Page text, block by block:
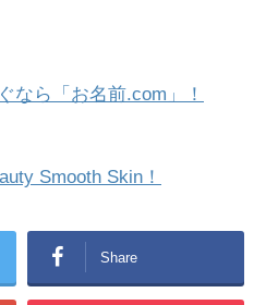
なら「お名前.com」！
Smooth Skin！
Share